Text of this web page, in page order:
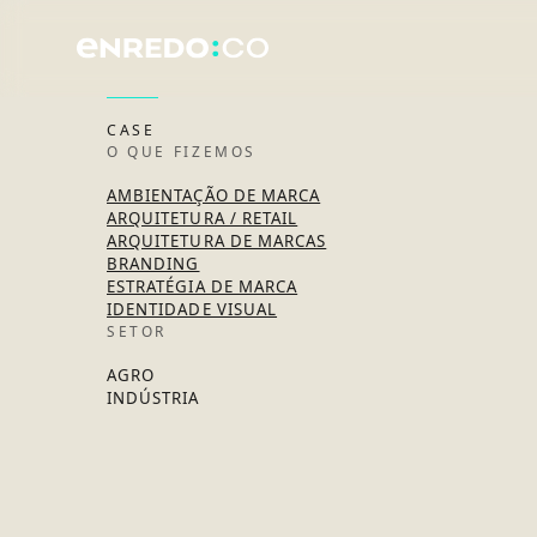
CASE
O QUE FIZEMOS
AMBIENTAÇÃO DE MARCA
ARQUITETURA / RETAIL
ARQUITETURA DE MARCAS
BRANDING
ESTRATÉGIA DE MARCA
IDENTIDADE VISUAL
SETOR
AGRO
INDÚSTRIA